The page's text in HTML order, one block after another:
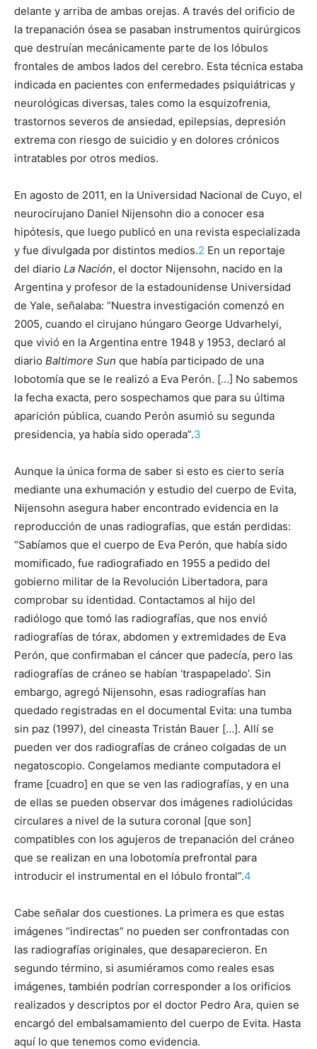
delante y arriba de ambas orejas. A través del orificio de
la trepanación ósea se pasaban instrumentos quirúrgicos
que destruían mecánicamente parte de los lóbulos
frontales de ambos lados del cerebro. Esta técnica estaba
indicada en pacientes con enfermedades psiquiátricas y
neurológicas diversas, tales como la esquizofrenia,
trastornos severos de ansiedad, epilepsias, depresión
extrema con riesgo de suicidio y en dolores crónicos
intratables por otros medios.
En agosto de 2011, en la Universidad Nacional de Cuyo, el
neurocirujano Daniel Nijensohn dio a conocer esa
hipótesis, que luego publicó en una revista especializada
y fue divulgada por distintos medios.2 En un reportaje
del diario La Nación, el doctor Nijensohn, nacido en la
Argentina y profesor de la estadounidense Universidad
de Yale, señalaba: “Nuestra investigación comenzó en
2005, cuando el cirujano húngaro George Udvarhelyi,
que vivió en la Argentina entre 1948 y 1953, declaró al
diario Baltimore Sun que había participado de una
lobotomía que se le realizó a Eva Perón. […] No sabemos
la fecha exacta, pero sospechamos que para su última
aparición pública, cuando Perón asumió su segunda
presidencia, ya había sido operada”.3
Aunque la única forma de saber si esto es cierto sería
mediante una exhumación y estudio del cuerpo de Evita,
Nijensohn asegura haber encontrado evidencia en la
reproducción de unas radiografías, que están perdidas:
“Sabíamos que el cuerpo de Eva Perón, que había sido
momificado, fue radiografiado en 1955 a pedido del
gobierno militar de la Revolución Libertadora, para
comprobar su identidad. Contactamos al hijo del
radiólogo que tomó las radiografías, que nos envió
radiografías de tórax, abdomen y extremidades de Eva
Perón, que confirmaban el cáncer que padecía, pero las
radiografías de cráneo se habían ‘traspapelado’. Sin
embargo, agregó Nijensohn, esas radiografías han
quedado registradas en el documental Evita: una tumba
sin paz (1997), del cineasta Tristán Bauer […]. Allí se
pueden ver dos radiografías de cráneo colgadas de un
negatoscopio. Congelamos mediante computadora el
frame [cuadro] en que se ven las radiografías, y en una
de ellas se pueden observar dos imágenes radiolúcidas
circulares a nivel de la sutura coronal [que son]
compatibles con los agujeros de trepanación del cráneo
que se realizan en una lobotomía prefrontal para
introducir el instrumental en el lóbulo frontal”.4
Cabe señalar dos cuestiones. La primera es que estas
imágenes “indirectas” no pueden ser confrontadas con
las radiografías originales, que desaparecieron. En
segundo término, si asumiéramos como reales esas
imágenes, también podrían corresponder a los orificios
realizados y descriptos por el doctor Pedro Ara, quien se
encargó del embalsamamiento del cuerpo de Evita. Hasta
aquí lo que tenemos como evidencia.